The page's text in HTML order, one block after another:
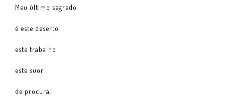
Meu último segredo
é este deserto
este trabalho
este suor
de procura.